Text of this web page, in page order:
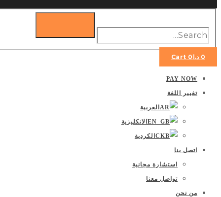
Cart د.ا 0 0
PAY NOW
تغيير اللغة
العربية
الانكليزية
الكردية
اتصل بنا
استشارة مجانية
تواصل معنا
من نحن